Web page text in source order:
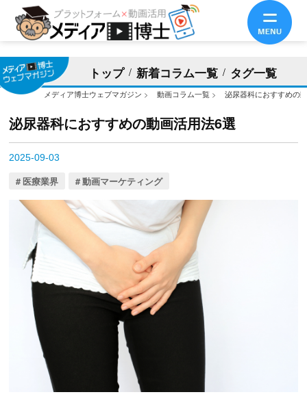
トップ 新着コラム一覧 タグ一覧
メディア博士ウェブマガジン > 動画コラム一覧 > 泌尿器科におすすめの
泌尿器科におすすめの動画活用法6選
2025-09-03
医療業界 動画マーケティング